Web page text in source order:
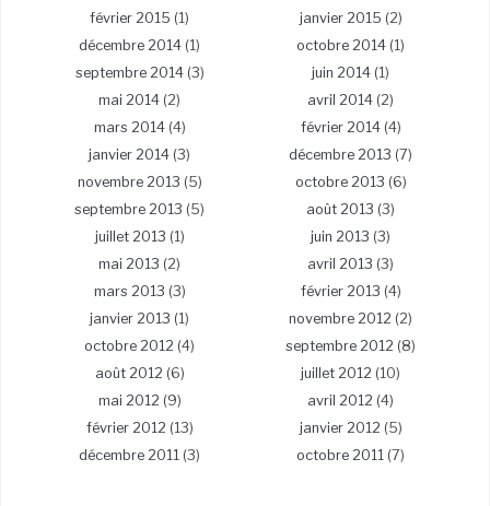
février 2015 (1) janvier 2015 (2)
décembre 2014 (1) octobre 2014 (1)
septembre 2014(3) juin 2014 (1)
mai 2014 (2) avril 2014 (2)
mars 2014(4) février 2014(4)
janvier 2014 (3) décembre 2013 (7)
novembre 2013 (5) octobre 2013 (6)
septembre 2013 (5) août 2013 (3)
juillet 2013 (1) juin 2013 (3)
mai 2013 (2) avril 2013 (3)
mars 2013 (3) février 2013 (4)
janvier 2013 (1) novembre 2012 (2)
octobre 2012 (4) septembre 2012 (8)
août 2012 (6) juillet 2012 (10)
mai 2012 (9) avril 2012 (4)
février 2012 (13) janvier 2012 (5)
décembre 2011 (3) octobre 2011 (7)